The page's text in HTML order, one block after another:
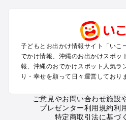
沖縄南部（糸満・豊見城）のプール
西海岸・東海岸（読谷・宜野座）
屋久島・奄美大島・種子島・宮古
離島）のプールお出かけ
沖縄の遊園地
沖縄の動物園
子どもとお出かけ情報サイト「いこ
でかけ情報、沖縄のお出かけスポッ
報、沖縄のおでかけスポット人気ラ
り・幸せを願って日々運営しており
ご意見やお問い合わせ施設
プレゼンター利用規約利
特定商取引法に基づ